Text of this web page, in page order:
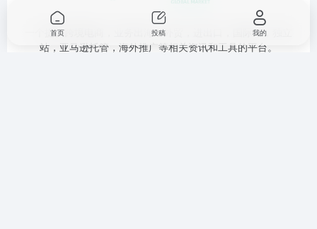
一个提供跨境电商，业务出海，外贸，进出口，国际站，独立
站，亚马逊托管，海外推广等相关资讯和工具的平台。
首页 投稿 我的